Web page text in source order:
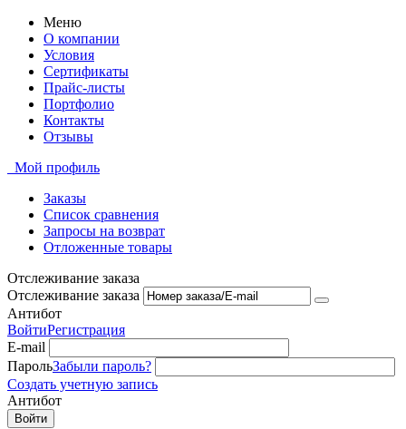
Меню
О компании
Условия
Сертификаты
Прайс-листы
Портфолио
Контакты
Отзывы
Мой профиль
Заказы
Список сравнения
Запросы на возврат
Отложенные товары
Отслеживание заказа
Отслеживание заказа
Антибот
ВойтиРегистрация
E-mail
ПарольЗабыли пароль?
Создать учетную запись
Антибот
Войти